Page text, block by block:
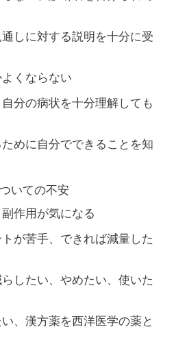
しに対する説明を十分に受
くならない
分の病状を十分理解しても
めに自分でできることを知
いての不安
作用が気になる
が苦手、できれば減量した
したい、やめたい、使いた
、漢方薬を西洋医学の薬と